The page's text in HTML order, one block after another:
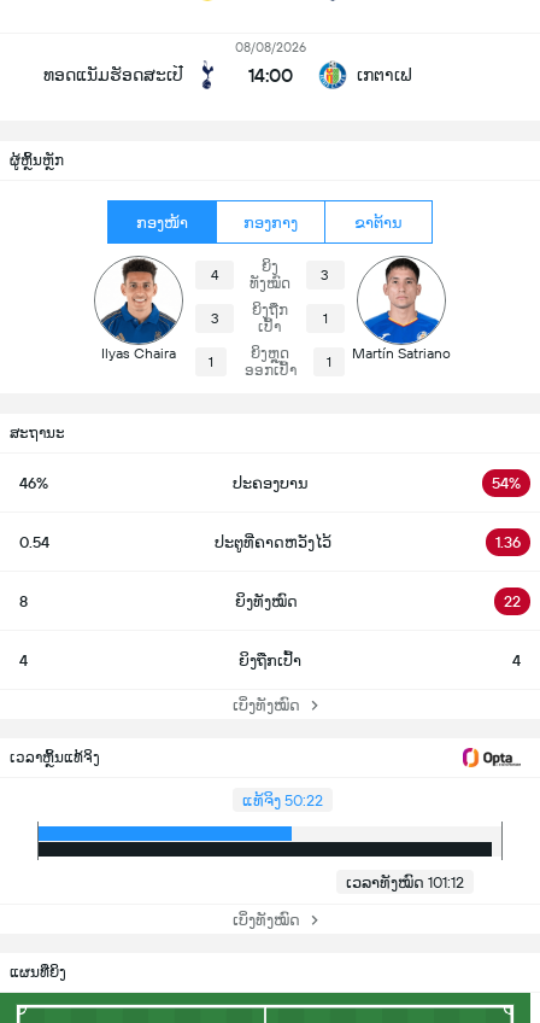
ທອດແນັມຮັອດສະເປີ
08/08/2026
14:00 ເກຕາເຟ
ຜູ້ຫຼິ້ນຫຼັກ
ກອງໜ້າ ກອງກາງ ຂາຕ້ານ
Ilyas Chaira
4
ຍິງ
ທັງໝົດ
3
3
ຍິງຖືກ
ເປົ້າ
1
1
ຍິງຫຼຸດ
ອອກເປົ້າ
1 Martín Satriano
ສະຖານະ
46% ປະຄອງບານ 54%
0.54 ປະຕູທີ່ຄາດຫວັງໄວ້ 1.36
8 ຍິງທັງໝົດ 22
4 ຍິງຖືກເປົ້າ 4
ເບິ່ງທັງໝົດ
ເວລາຫຼິ້ນແທ້ຈິງ
ແທ້ຈິງ 50:22
ເວລາທັງໝົດ 101:12
ເບິ່ງທັງໝົດ
ແຜນທີ່ຍິງ